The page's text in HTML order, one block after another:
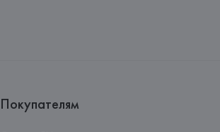
Покупателям